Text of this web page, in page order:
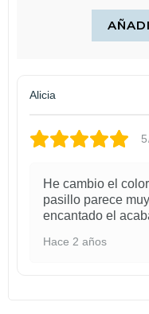
Alicia
He cambio el
pasillo parece
encantado el
Hace 2 años